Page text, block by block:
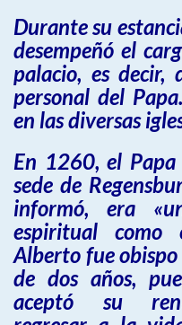
Durante su
desempeñó el
palacio, es decir,
personal del
en las diversas
En 1260, el
sede de
informó, era
espiritual como
Alberto fue obispo
de dos años,
aceptó su